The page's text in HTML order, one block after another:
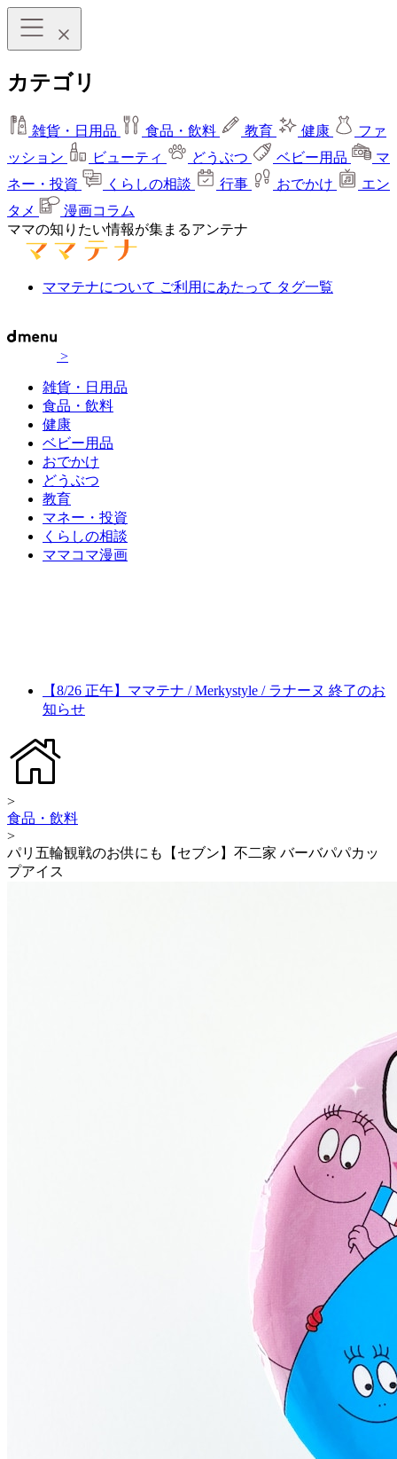
カテゴリ
雑貨・日用品 食品・飲料 教育 健康
ファ
ッション
ビューティ どうぶつ ベビー用品
マ
ネー・投資
くらしの相談 行事 おでかけ
エン
タメ
漫画コラム
ママの知りたい情報が集まるアンテナ
ママテナについて ご利用にあたって タグ一覧
>
雑貨・日用品
食品・飲料
健康
ベビー用品
おでかけ
どうぶつ
教育
マネー・投資
くらしの相談
ママコマ漫画
【8/26 正午】ママテナ / Merkystyle / ラナーヌ 終了のお
知らせ
>
食品・飲料
>
パリ五輪観戦のお供にも【セブン】不二家 バーバパパカッ
プアイス